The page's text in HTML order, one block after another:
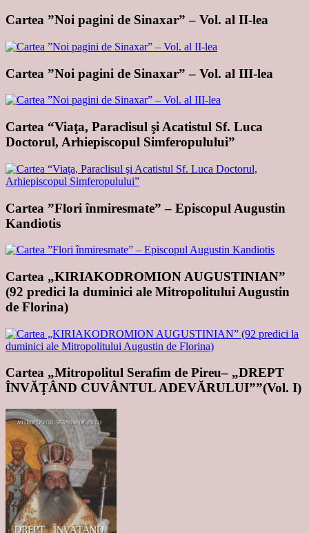
Cartea ”Noi pagini de Sinaxar” – Vol. al II-lea
Cartea ”Noi pagini de Sinaxar” – Vol. al III-lea
Cartea “Viaţa, Paraclisul şi Acatistul Sf. Luca
Doctorul, Arhiepiscopul Simferopulului”
Cartea ”Flori înmiresmate” – Episcopul Augustin
Kandiotis
Cartea „KIRIAKODROMION AUGUSTINIAN”
(92 predici la duminici ale Mitropolitului Augustin
de Florina)
Cartea „Mitropolitul Serafim de Pireu– „DREPT
ÎNVĂŢÂND CUVÂNTUL ADEVĂRULUI””(Vol. I)